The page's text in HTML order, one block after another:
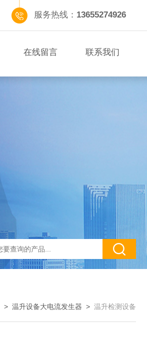
服务热线： 13655274926
在线留言 联系我们
> 温升设备大电流发生器 > 温升检测设备